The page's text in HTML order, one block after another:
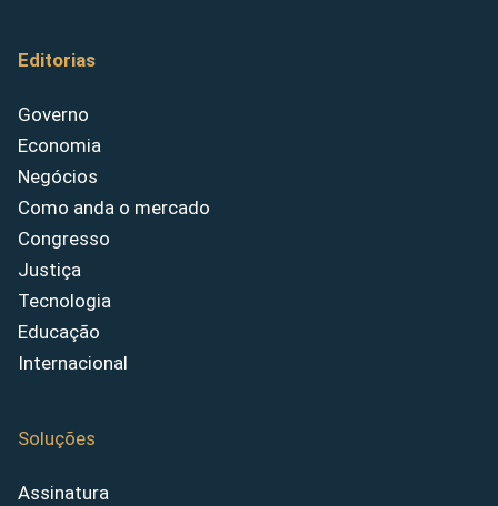
Editorias
Governo
Economia
Negócios
Como anda o mercado
Congresso
Justiça
Tecnologia
Educação
Internacional
Soluções
Assinatura